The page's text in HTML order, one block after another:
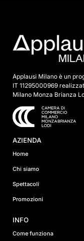
Applausi Milano è un
IT 11295000969
Milano Monza Brianza
AZIENDA
Home
Chi siamo
Spettacoli
Promozioni
INFO
Come funziona